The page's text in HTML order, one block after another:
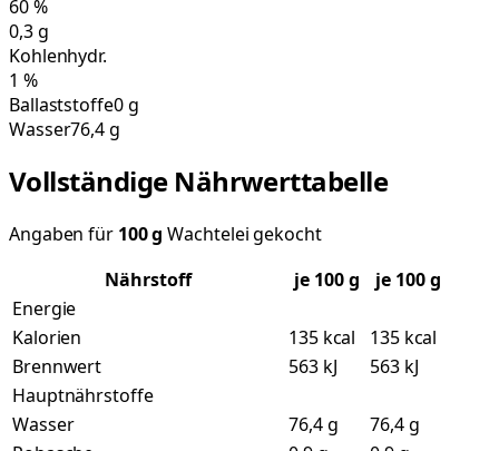
60%
0,3g
Kohlenhydr.
1 %
Ballaststoffe0 g
Wasser76,4 g
Vollständige Nährwerttabelle
Angaben für 100g Wachtelei gekocht
Nährstoff
je 100g
je 100 g
Energie
Kalorien
135 kcal
135 kcal
Brennwert
563 kJ
563 kJ
Hauptnährstoffe
Wasser
76,4 g
76,4 g